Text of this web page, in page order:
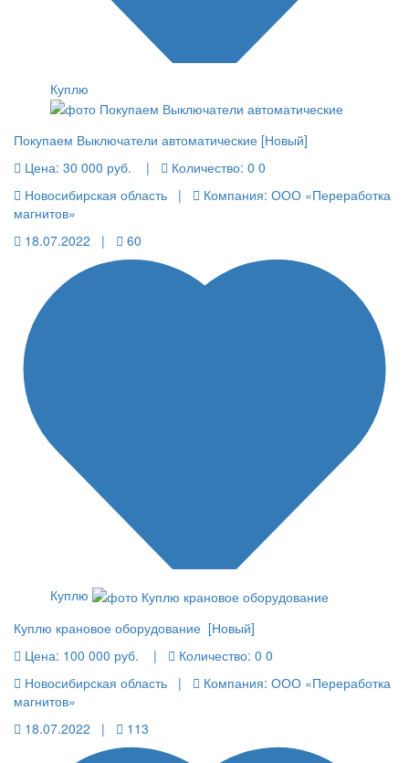
Куплю
Покупаем Выключатели автоматические [Новый]
Цена: 30 000 руб. | Количество: 0 0
Новосибирская область |
Компания: ООО «Переработка
магнитов»
18.07.2022 |
60
Куплю
Куплю крановое оборудование [Новый]
Цена: 100 000 руб. | Количество: 0 0
Новосибирская область |
Компания: ООО «Переработка
магнитов»
18.07.2022 |
113